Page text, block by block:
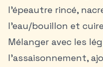
l’épeautre rincé,
l’eau/bouillon et
Mélanger avec les
l’assaisonnement,